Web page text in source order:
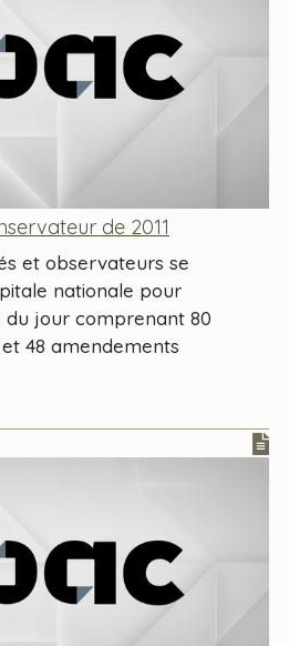
de 2011
et observateurs se
nationale pour
du jour comprenant 80
48 amendements